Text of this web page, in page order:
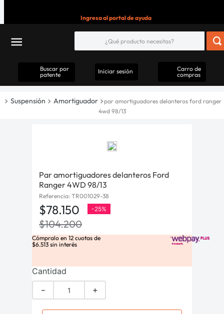
Ingresa al portal de ayuda
Buscar por
patente
Iniciar sesión
Carro de
compras
Suspensión Amortiguador
par amortiguadores delanteros ford ranger
4wd 98/13
Par amortiguadores delanteros Ford
Ranger 4WD 98/13
Referencia: TR001029-38
$78.150 -25%
$104.200
Cómpralo en 12 cuotas de
$6.513 sin interés
Cantidad
＋
－